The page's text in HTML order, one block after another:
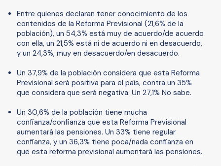
Entre quienes declaran tener conocimiento de los
contenidos de la Reforma Previsional (21,6% de la
población), un 54,3% está muy de acuerdo/de acuerdo
con ella, un 21,5% está ni de acuerdo ni en desacuerdo,
y un 24,3%, muy en desacuerdo/en desacuerdo.
Un 37,9% de la población considera que esta Reforma
Previsional será positiva para el país, contra un 35%
que considera que será negativa. Un 27,1% No sabe.
Un 30,6% de la población tiene mucha
confianza/confianza que esta Reforma Previsional
aumentará las pensiones. Un 33% tiene regular
confianza, y un 36,3% tiene poca/nada confianza en
que esta reforma previsional aumentará las pensiones.